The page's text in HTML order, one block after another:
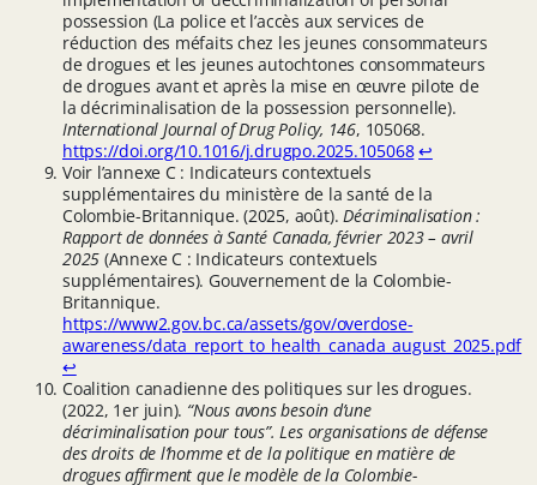
possession (La police et l’accès aux services de
réduction des méfaits chez les jeunes consommateurs
de drogues et les jeunes autochtones consommateurs
de drogues avant et après la mise en œuvre pilote de
la décriminalisation de la possession personnelle).
International Journal of Drug Policy, 146, 105068.
https://doi.org/10.1016/j.drugpo.2025.105068↩︎
Voir l’annexe C : Indicateurs contextuels
supplémentaires du ministère de la santé de la
Colombie-Britannique. (2025, août). Décriminalisation :
Rapport de données à Santé Canada, février 2023 – avril
2025 (Annexe C : Indicateurs contextuels
supplémentaires). Gouvernement de la Colombie-
Britannique.
https://www2.gov.bc.ca/assets/gov/overdose-
awareness/data_report_to_health_canada_august_2025.pdf
↩︎
Coalition canadienne des politiques sur les drogues.
(2022, 1er juin). “Nous avons besoin d’une
décriminalisation pour tous”. Les organisations de défense
des droits de l’homme et de la politique en matière de
drogues affirment que le modèle de la Colombie-